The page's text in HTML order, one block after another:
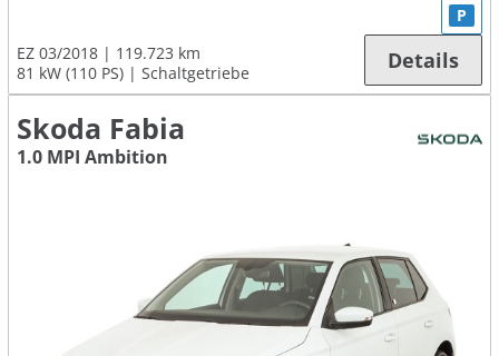
EZ 03/2018
119.723 km
81 kW (110 PS)
Schaltgetriebe
P
Details
Skoda Fabia
1.0 MPI Ambition